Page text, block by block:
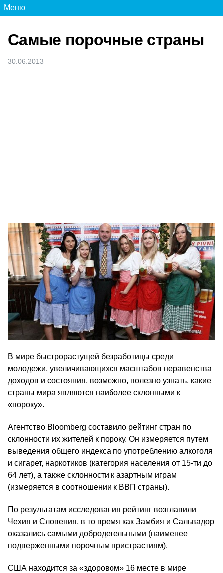
Меню
Самые порочные страны
30.06.2013
В мире быстрорастущей безработицы среди
молодежи, увеличивающихся масштабов неравенства
доходов и состояния, возможно, полезно узнать, какие
страны мира являются наиболее склонными к
«пороку».
Агентство Bloomberg составило рейтинг стран по
склонности их жителей к пороку. Он измеряется путем
выведения общего индекса по употреблению алкоголя
и сигарет, наркотиков (категория населения от 15-ти до
64 лет), а также склонности к азартным играм
(измеряется в соотношении к ВВП страны).
По результатам исследования рейтинг возглавили
Чехия и Словения, в то время как Замбия и Сальвадор
оказались самыми добродетельными (наименее
подверженными порочным пристрастиям).
США находится за «здоровом» 16 месте в мире